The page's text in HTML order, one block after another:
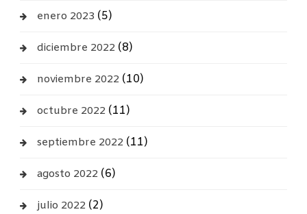
enero 2023 (5)
diciembre 2022 (8)
noviembre 2022 (10)
octubre 2022 (11)
septiembre 2022 (11)
agosto 2022 (6)
julio 2022 (2)